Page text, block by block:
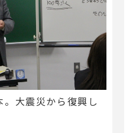
。大震災から復興し